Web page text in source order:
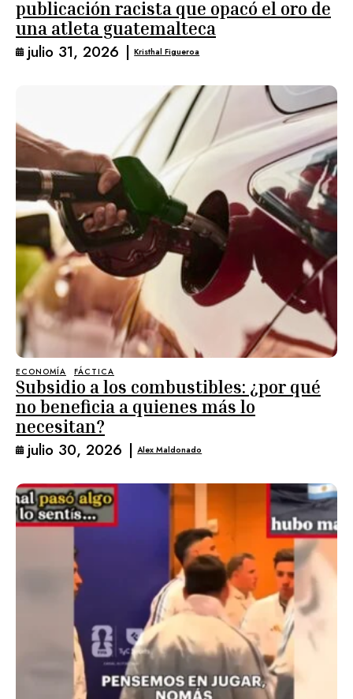
publicación racista que opacó el oro de
una atleta guatemalteca
julio 31, 2026 | Kristhal Figueroa
ECONOMÍA FÁCTICA
Subsidio a los combustibles: ¿por qué
no beneficia a quienes más lo
necesitan?
julio 30, 2026 | Alex Maldonado